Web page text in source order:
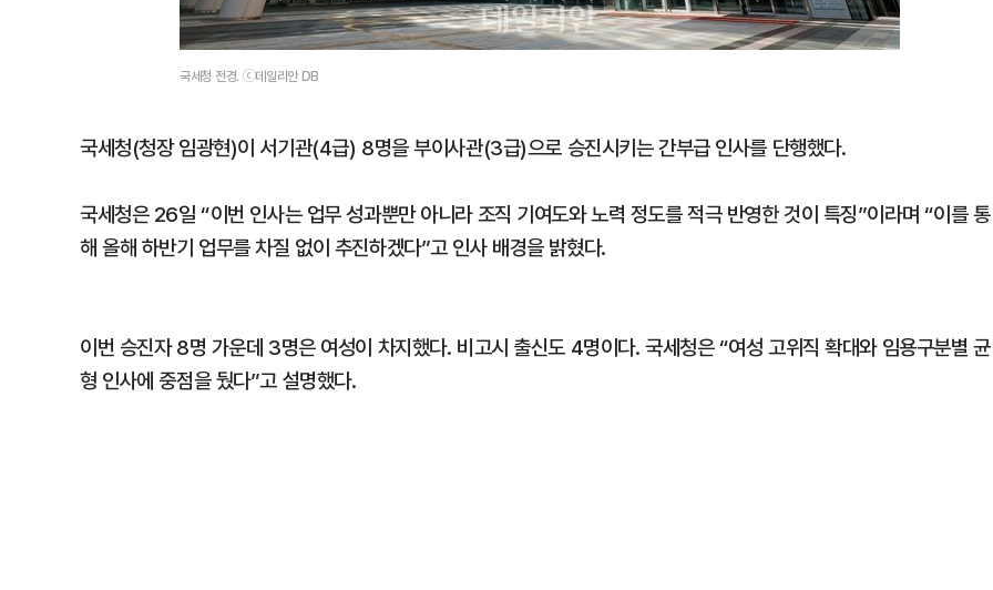
국세청 전경. ⓒ데일리안 DB
국세청(청장 임광현)이 서기관(4급) 8명을 부이사관(3급)으로 승진시키는 간부급 인사를 단행했다.
국세청은 26일 “이번 인사는 업무 성과뿐만 아니라 조직 기여도와 노력 정도를 적극 반영한 것이 특징”이라며 “이를 통
해 올해 하반기 업무를 차질 없이 추진하겠다”고 인사 배경을 밝혔다.
이번 승진자 8명 가운데 3명은 여성이 차지했다. 비고시 출신도 4명이다. 국세청은 “여성 고위직 확대와 임용구분별 균
형 인사에 중점을 뒀다”고 설명했다.